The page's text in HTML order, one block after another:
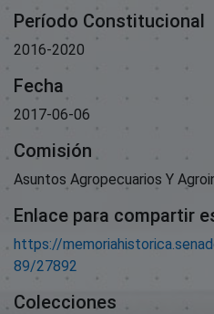
Período Constitucional
2016-2020
Fecha
2017-06-06
Comisión
Asuntos Agropecuarios Y
Enlace para compartir
https://
89/27892
Colecciones